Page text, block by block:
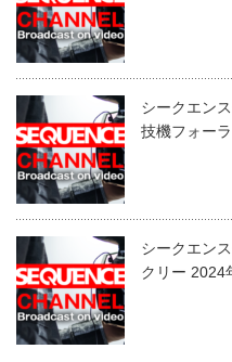
シークエン
技機フォー
シークエン
クリー 2024